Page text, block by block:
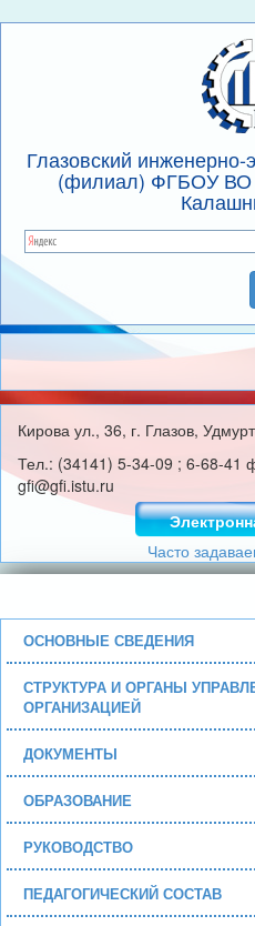
Глазовский инженерно-
(филиал) ФГБОУ
Кирова ул., 36, г. Глазов,
Тел.: (34141) 5-34-09 ; 6-68-41
gfi@gfi.istu.ru
Часто
ОСНОВНЫЕ СВЕДЕНИЯ
СТРУКТУРА И ОРГАНЫ
ОРГАНИЗАЦИЕЙ
ДОКУМЕНТЫ
ОБРАЗОВАНИЕ
РУКОВОДСТВО
ПЕДАГОГИЧЕСКИЙ СОСТАВ